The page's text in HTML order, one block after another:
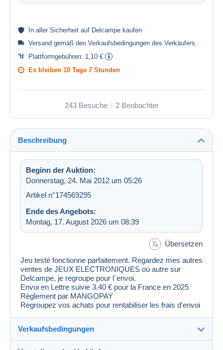
In aller Sicherheit auf Delcampe kaufen
Versand gemäß den Verkaufsbedingungen des Verkäufers
Plattformgebühren: 1,10 €
Es bleiben 10 Tage 7 Stunden
243 Besuche 2 Beobachter
Beschreibung
Beginn der Auktion:
Donnerstag, 24. Mai 2012 um 05:26
Artikel n°174569295
Ende des Angebots:
Montag, 17. August 2026 um 08:39
Übersetzen
Jeu testé fonctionne parfaitement. Regardez mes autres
ventes de JEUX ELECTRONIQUES où autre sur
Delcampe, je regroupe pour l´envoi.
Envoi en Lettre suivie 3.40 € pour la France en 2025
Règlement par MANGOPAY
Regroupez vos achats pour rentabiliser les frais d'envoi
Verkaufsbedingungen